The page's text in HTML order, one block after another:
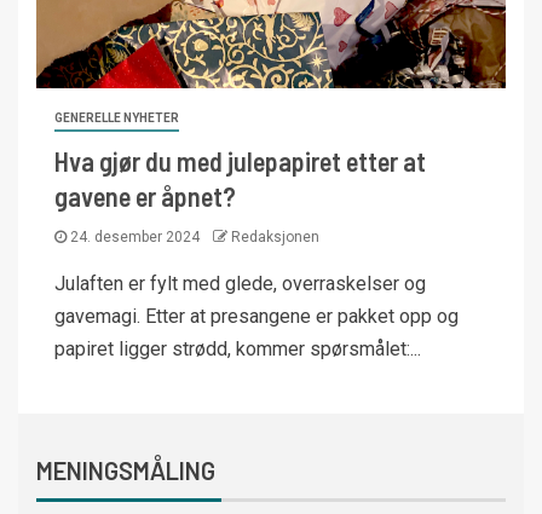
GENERELLE NYHETER
Hva gjør du med julepapiret etter at
gavene er åpnet?
24. desember 2024 Redaksjonen
Julaften er fylt med glede, overraskelser og
gavemagi. Etter at presangene er pakket opp og
papiret ligger strødd, kommer spørsmålet:...
MENINGSMÅLING